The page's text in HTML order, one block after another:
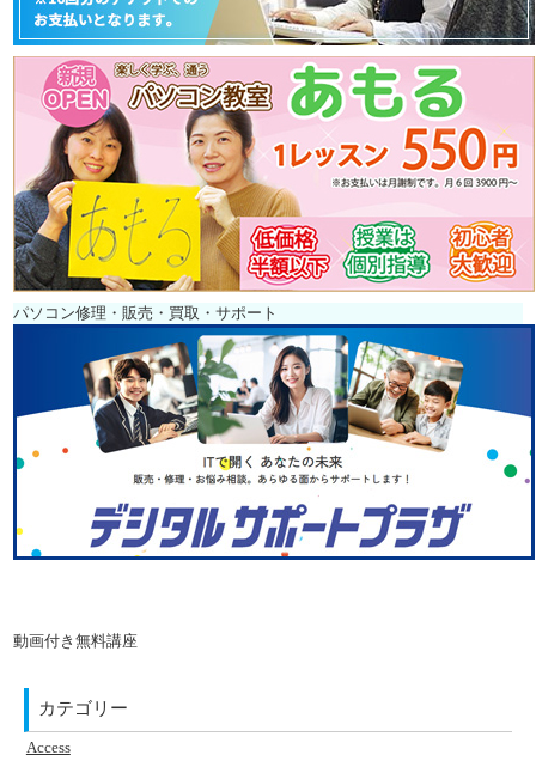
パソコン修理・販売・買取・サポート
動画付き無料講座
カテゴリー
Access